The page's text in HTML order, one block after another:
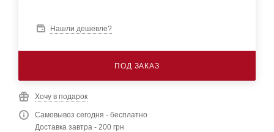
Нашли дешевле?
ПОД ЗАКАЗ
Хочу в подарок
Самовывоз сегодня - бесплатно
Доставка завтра - 200 грн